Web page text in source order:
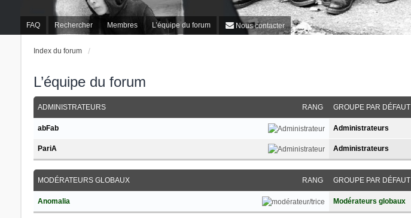
FAQ Rechercher Membres L’équipe du forum Nous contacter
Index du forum
L’équipe du forum
RANG
ADMINISTRATEURS GROUPE PAR DÉFAUT
abFab Administrateurs
PariA Administrateurs
RANG
MODÉRATEURS GLOBAUX GROUPE PAR DÉFAUT
Anomalia Modérateurs globaux